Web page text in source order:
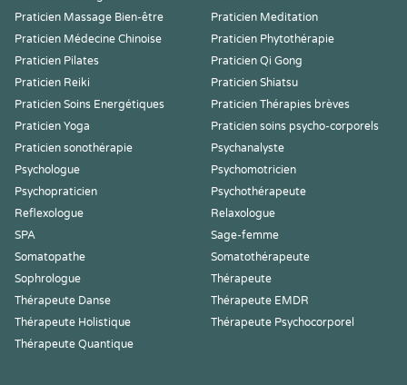
Praticien Massage Bien-être
Praticien Meditation
Praticien Médecine Chinoise
Praticien Phytothérapie
Praticien Pilates
Praticien Qi Gong
Praticien Reiki
Praticien Shiatsu
Praticien Soins Energétiques
Praticien Thérapies brèves
Praticien Yoga
Praticien soins psycho-corporels
Praticien sonothérapie
Psychanalyste
Psychologue
Psychomotricien
Psychopraticien
Psychothérapeute
Reflexologue
Relaxologue
SPA
Sage-femme
Somatopathe
Somatothérapeute
Sophrologue
Thérapeute
Thérapeute Danse
Thérapeute EMDR
Thérapeute Holistique
Thérapeute Psychocorporel
Thérapeute Quantique